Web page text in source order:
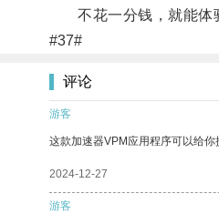
不花一分钱，就能体验
#37#
评论
游客
这款加速器VPM应用程序可以给你
2024-12-27
游客